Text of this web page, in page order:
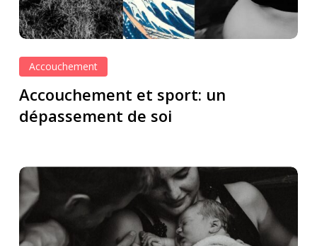
Accouchement
Accouchement et sport: un
dépassement de soi